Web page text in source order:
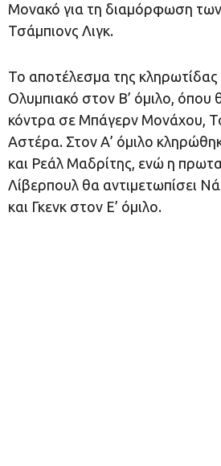
Μονακό για τη διαμόρφωση
Τσάμπιονς Λιγκ.
Το αποτέλεσμα της
Ολυμπιακό στον Β’ όμιλο, όπου
κόντρα σε Μπάγερν Μονάχου,
Αστέρα. Στον Α’ όμιλο
και Ρεάλ Μαδρίτης, ενώ η
Λίβερπουλ θα αντιμετωπίσει
και Γκενκ στον Ε’ όμιλο.